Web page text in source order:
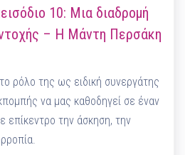
10: Μια διαδρομή
– Η Μάντη Περσάκη
ρόλο της ως ειδική συνεργάτης
να μας καθοδηγεί σε έναν
την άσκηση, την